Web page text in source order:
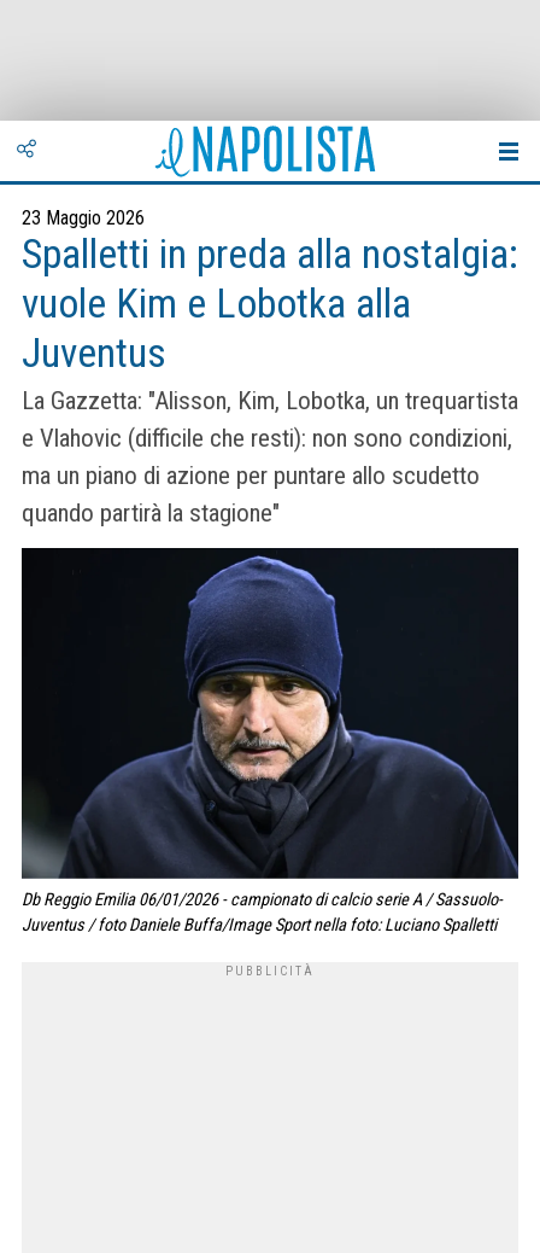
23 Maggio 2026
Spalletti in preda alla nostalgia:
vuole Kim e Lobotka alla
Juventus
La Gazzetta: "Alisson, Kim, Lobotka, un trequartista
e Vlahovic (difficile che resti): non sono condizioni,
ma un piano di azione per puntare allo scudetto
quando partirà la stagione"
Db Reggio Emilia 06/01/2026 - campionato di calcio serie A / Sassuolo-
Juventus / foto Daniele Buffa/Image Sport nella foto: Luciano Spalletti